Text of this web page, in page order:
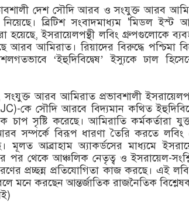
দেশ সৌদি আরব ও সংযুক্ত আরব
ব্রিটিশ সংবাদমাধ্যম 'মিডল
হয়েছে, ইসরায়েলপন্থী লবিং গ্রুপগুলোকে
আরব আমিরাত। রিয়াদের বিরুদ্ধে পশ্চিমা
‘ইহুদিবিদ্বেষ’ ইস্যুকে ঢাল
সংযুক্ত আরব আমিরাত প্রভাবশালী
কে সৌদি আরবে বিদ্যমান কথিত
সৃষ্টি করেছে। আমিরাতি কর্মকর্তারা
সম্পর্কে বিরূপ ধারণা তৈরি করতে
মূলত আব্রাহাম অ্যাকর্ডসের মাধ্যমে
পর থেকে আঞ্চলিক নেতৃত্ব ও ইসরায়েল-
প্রচ্ছন্ন প্রতিযোগিতা কাজ করছে। এই
মনে করছেন আন্তর্জাতিক রাজনৈতিক